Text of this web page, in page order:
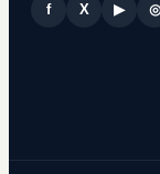
f X ▶ ◎